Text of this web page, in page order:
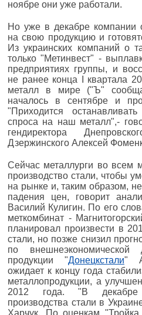
ноябре они уже работали.
Но уже в декабре компании
на свою продукцию и
Из украинских компаний о
только "Метинвест" -
предприятиях группы, и
не ранее конца I квартала
металл в мире ("Ъ"
началось в сентябре и
"Приходится
спроса на наш металл",-
гендиректора
Дзержинского Алексей
Сейчас металлурги во всем
производство стали, чтобы
на рынке и, таким образом,
падения цен, говорит
Василий Кулигин. По его
меткомбинат -
планировал произвести в
стали, но позже снизил
по внешнеэкономической
продукции "Донецкстали"
ожидает к концу года
металлопродукции, а
2012 года. "В декабре
производства стали в
Харчук. По оценкам